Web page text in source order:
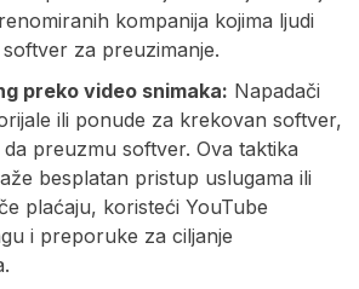
kompanija kojima ljudi
za preuzimanje.
preko video snimaka: Napadači
ili ponude za krekovan softver,
preuzmu softver. Ova taktika
besplatan pristup uslugama ili
plaćaju, koristeći YouTube
i preporuke za ciljanje